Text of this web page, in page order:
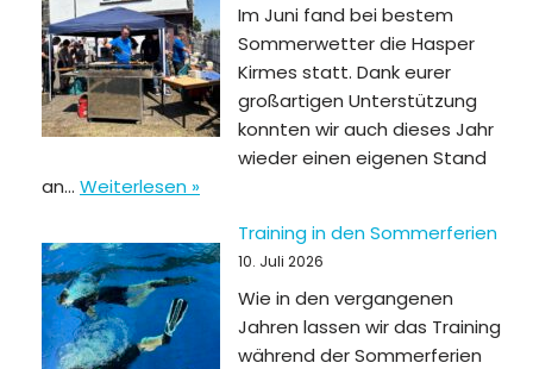
Im Juni fand bei bestem
Sommerwetter die Hasper
Kirmes statt. Dank eurer
großartigen Unterstützung
konnten wir auch dieses Jahr
wieder einen eigenen Stand
an… Weiterlesen »
Training in den Sommerferien
10. Juli 2026
Wie in den vergangenen
Jahren lassen wir das Training
während der Sommerferien